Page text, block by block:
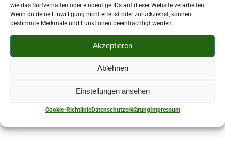
wie das Surfverhalten oder eindeutige IDs auf dieser Website verarbeiten.
Wenn du deine Einwilligung nicht erteilst oder zurückziehst, können
bestimmte Merkmale und Funktionen beeinträchtigt werden.
Akzeptieren
Ablehnen
Einstellungen ansehen
Cookie-RichtlinieDatenschutzerklärungImpressum
Kontaktperson:
Waltraud Langheinrich